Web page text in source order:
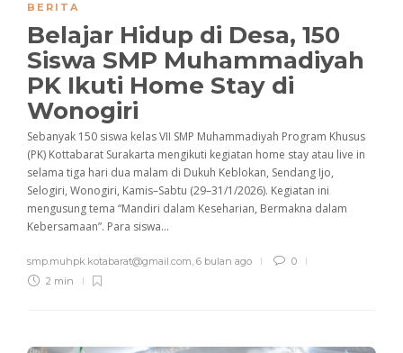
BERITA
Belajar Hidup di Desa, 150
Siswa SMP Muhammadiyah
PK Ikuti Home Stay di
Wonogiri
Sebanyak 150 siswa kelas VII SMP Muhammadiyah Program Khusus
(PK) Kottabarat Surakarta mengikuti kegiatan home stay atau live in
selama tiga hari dua malam di Dukuh Keblokan, Sendang Ijo,
Selogiri, Wonogiri, Kamis–Sabtu (29–31/1/2026). Kegiatan ini
mengusung tema “Mandiri dalam Keseharian, Bermakna dalam
Kebersamaan”. Para siswa...
smp.muhpk.kotabarat@gmail.com, 6 bulan ago
0
2 min